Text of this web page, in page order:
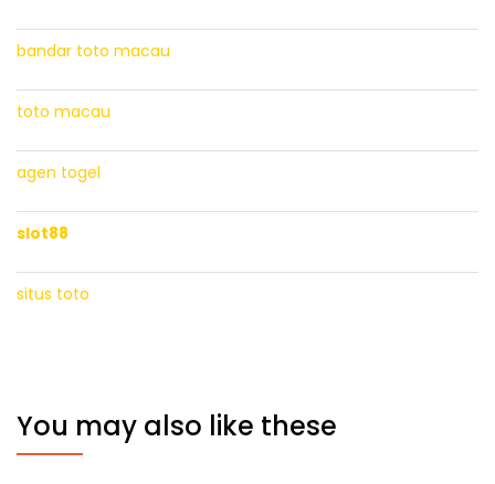
bandar toto macau
toto macau
agen togel
slot88
situs toto
You may also like these